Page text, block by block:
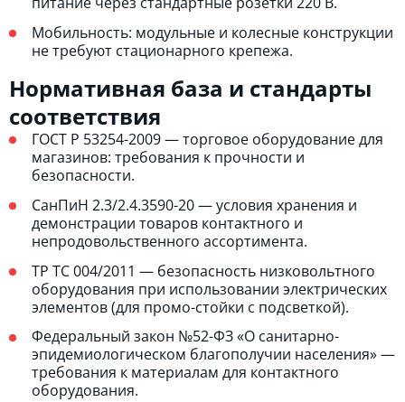
Мобильность: модульные и колесные конструкции
не требуют стационарного крепежа.
Нормативная база и стандарты
соответствия
ГОСТ Р 53254-2009 — торговое оборудование для
магазинов: требования к прочности и
безопасности.
СанПиН 2.3/2.4.3590-20 — условия хранения и
демонстрации товаров контактного и
непродовольственного ассортимента.
ТР ТС 004/2011 — безопасность низковольтного
оборудования при использовании электрических
элементов (для промо-стойки с подсветкой).
Федеральный закон №52-ФЗ «О санитарно-
эпидемиологическом благополучии населения» —
требования к материалам для контактного
оборудования.